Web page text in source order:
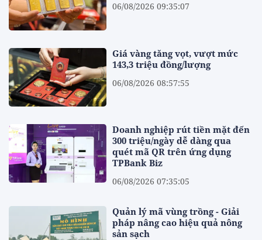
06/08/2026 09:35:07
Giá vàng tăng vọt, vượt mức
143,3 triệu đồng/lượng
06/08/2026 08:57:55
Doanh nghiệp rút tiền mặt đến
300 triệu/ngày dễ dàng qua
quét mã QR trên ứng dụng
TPBank Biz
06/08/2026 07:35:05
Quản lý mã vùng trồng - Giải
pháp nâng cao hiệu quả nông
sản sạch